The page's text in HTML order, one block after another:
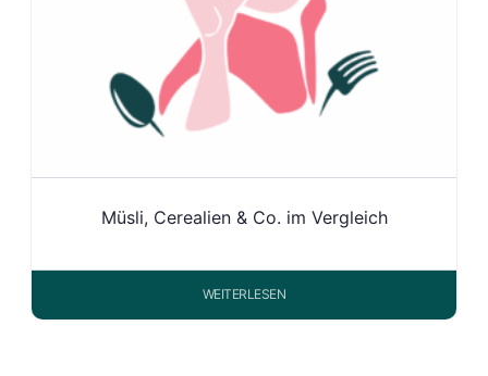
Müsli, Cerealien & Co. im Vergleich
WEITERLESEN